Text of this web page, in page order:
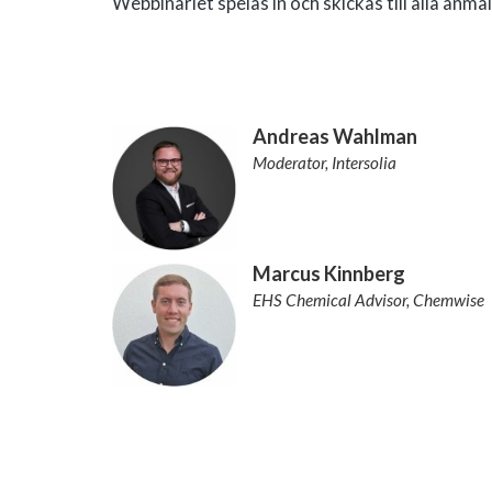
Andreas Wahlman
Moderator, Intersolia
Marcus Kinnberg
EHS Chemical Advisor, Chemwise